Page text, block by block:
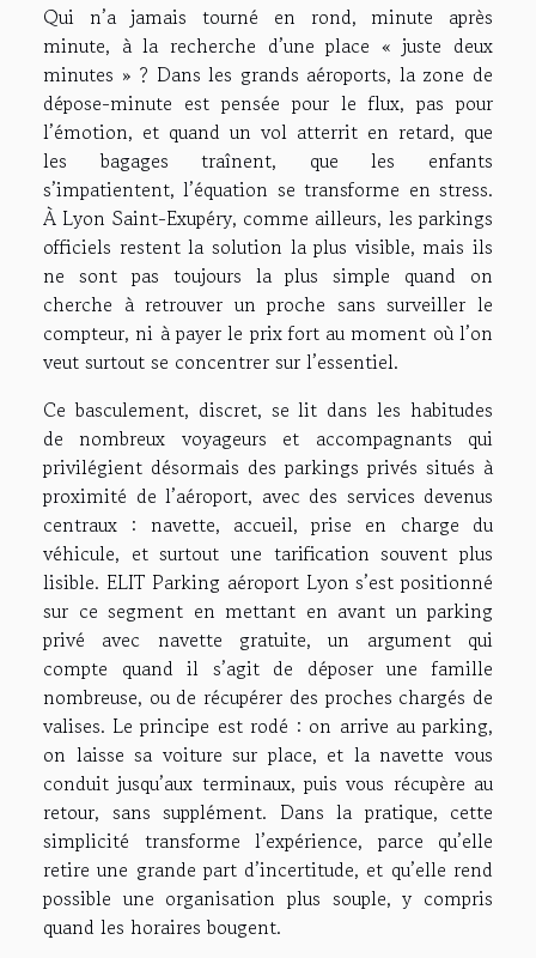
Qui n’a jamais tourné en rond, minute après
minute, à la recherche d’une place « juste deux
minutes » ? Dans les grands aéroports, la zone de
dépose-minute est pensée pour le flux, pas pour
l’émotion, et quand un vol atterrit en retard, que
les bagages traînent, que les enfants
s’impatientent, l’équation se transforme en stress.
À Lyon Saint-Exupéry, comme ailleurs, les parkings
officiels restent la solution la plus visible, mais ils
ne sont pas toujours la plus simple quand on
cherche à retrouver un proche sans surveiller le
compteur, ni à payer le prix fort au moment où l’on
veut surtout se concentrer sur l’essentiel.
Ce basculement, discret, se lit dans les habitudes
de nombreux voyageurs et accompagnants qui
privilégient désormais des parkings privés situés à
proximité de l’aéroport, avec des services devenus
centraux : navette, accueil, prise en charge du
véhicule, et surtout une tarification souvent plus
lisible. ELIT Parking aéroport Lyon s’est positionné
sur ce segment en mettant en avant un parking
privé avec navette gratuite, un argument qui
compte quand il s’agit de déposer une famille
nombreuse, ou de récupérer des proches chargés de
valises. Le principe est rodé : on arrive au parking,
on laisse sa voiture sur place, et la navette vous
conduit jusqu’aux terminaux, puis vous récupère au
retour, sans supplément. Dans la pratique, cette
simplicité transforme l’expérience, parce qu’elle
retire une grande part d’incertitude, et qu’elle rend
possible une organisation plus souple, y compris
quand les horaires bougent.